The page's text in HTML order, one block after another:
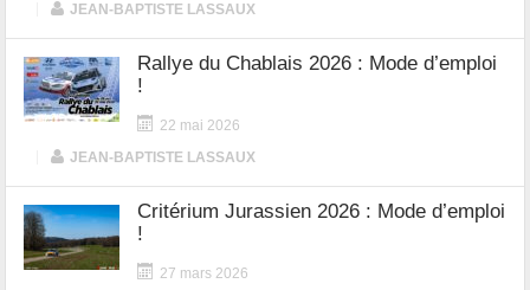
JEAN-BAPTISTE LASSAUX
Rallye du Chablais 2026 : Mode d’emploi
!
22 mai 2026
JEAN-BAPTISTE LASSAUX
Critérium Jurassien 2026 : Mode d’emploi
!
27 mars 2026